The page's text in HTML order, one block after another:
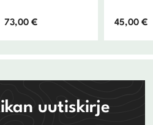
73,00€ 45,00€
uutiskirje